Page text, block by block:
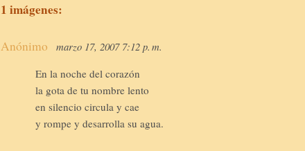
1 imágenes:
Anónimo
marzo 17, 2007 7:12 p. m.
En la noche del corazón
la gota de tu nombre lento
en silencio circula y cae
y rompe y desarrolla su agua.